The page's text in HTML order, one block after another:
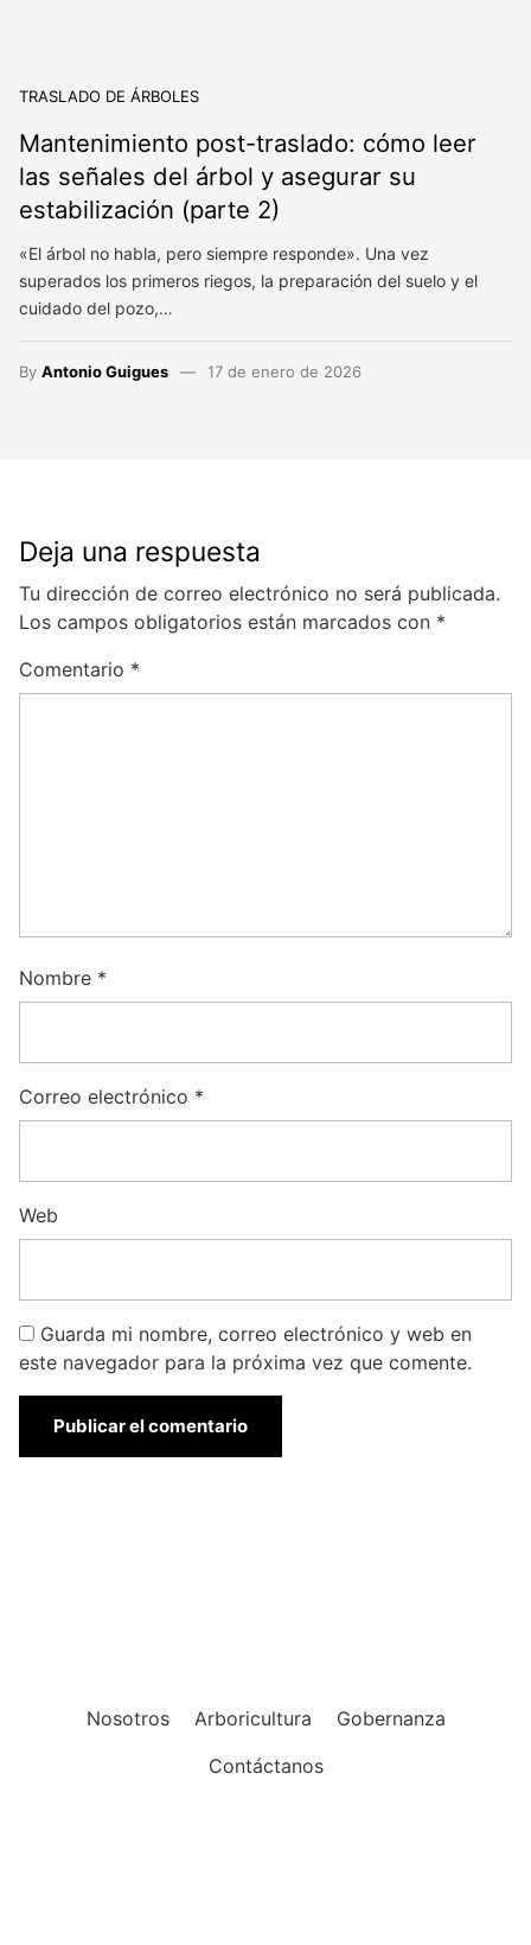
TRASLADO DE ÁRBOLES
Mantenimiento post-traslado: cómo leer
las señales del árbol y asegurar su
estabilización (parte 2)
«El árbol no habla, pero siempre responde». Una vez
superados los primeros riegos, la preparación del suelo y el
cuidado del pozo,…
By Antonio Guigues 17 de enero de 2026
Deja una respuesta
Tu dirección de correo electrónico no será publicada.
Los campos obligatorios están marcados con *
Comentario *
Nombre *
Correo electrónico *
Web
Guarda mi nombre, correo electrónico y web en
este navegador para la próxima vez que comente.
Nosotros Arboricultura
Gobernanza
Contáctanos